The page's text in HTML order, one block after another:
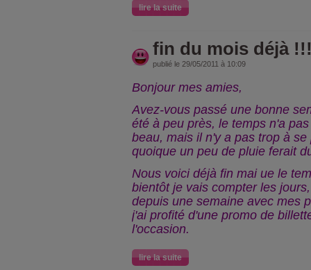
lire la suite
fin du mois déjà
publié le 29/05/2011 à 10:09
Bonjour mes amies,
Avez-vous passé une bonne
été à peu près, le temps n'a
beau, mais il n'y a pas trop à
quoique un peu de pluie ferait
Nous voici déjà fin mai ue le
bientôt je vais compter les
depuis une semaine avec mes
j'ai profité d'une promo de
l'occasion.
lire la suite